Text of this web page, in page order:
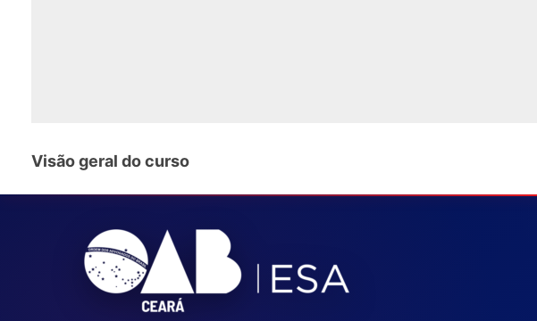
Visão geral do curso